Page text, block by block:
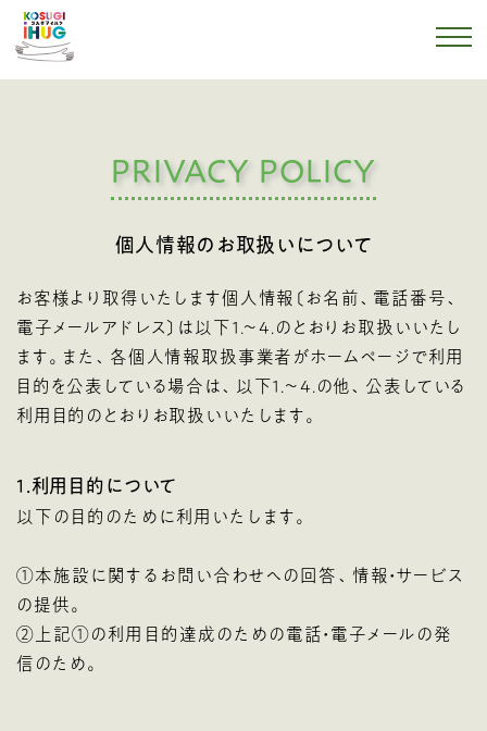
PRIVACY POLICY
個人情報のお取扱いについて
お客様より取得いたします個人情報〔お名前、電話番号、
電子メールアドレス〕は以下１.～4.のとおりお取扱いいたし
ます。また、各個人情報取扱事業者がホームページで利用
目的を公表している場合は、以下１.～4.の他、公表している
利用目的のとおりお取扱いいたします。
1．利用目的について
以下の目的のために利用いたします。
①本施設に関するお問い合わせへの回答、情報・サービス
の提供。
②上記①の利用目的達成のための電話・電子メールの発
信のため。